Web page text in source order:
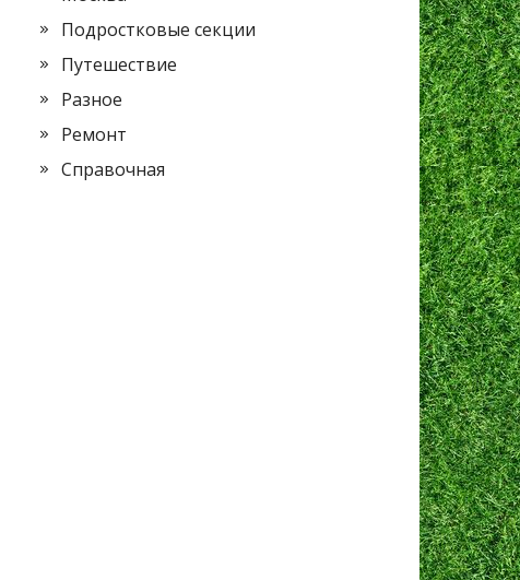
Подростковые секции
Путешествие
Разное
Ремонт
Справочная